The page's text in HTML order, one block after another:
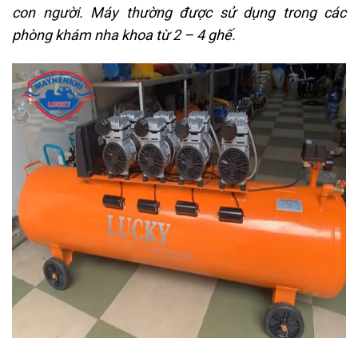
con người. Máy thường được sử dụng trong các
phòng khám nha khoa từ 2 – 4 ghế.